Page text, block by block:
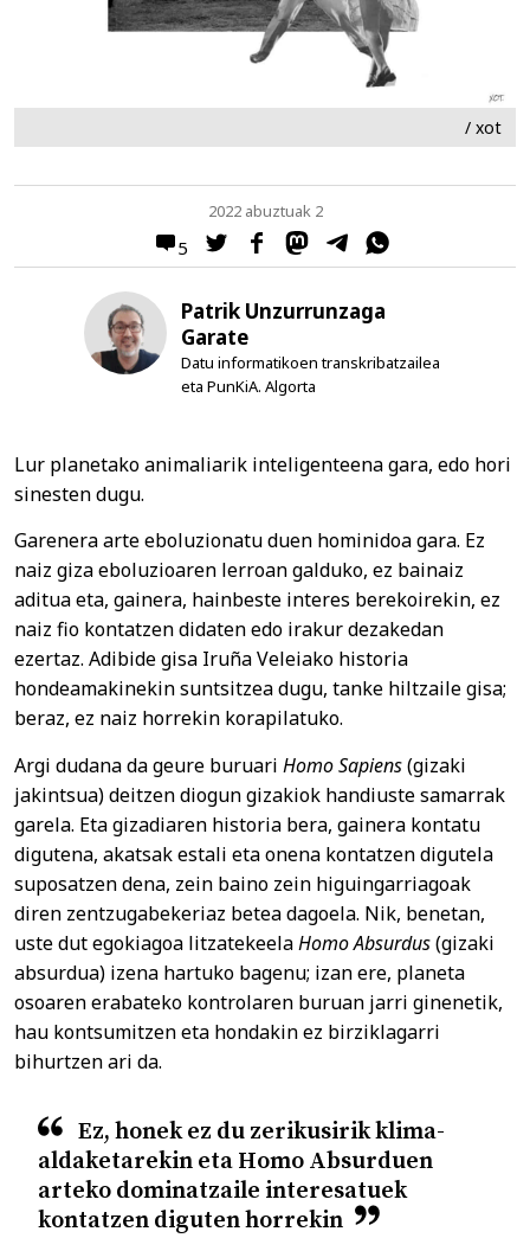
/ xot
5
2022 abuztuak 2
Patrik Unzurrunzaga
Garate
Datu informatikoen transkribatzailea
eta PunKiA. Algorta
Lur planetako animaliarik inteligenteena gara, edo hori
sinesten dugu.
Garenera arte eboluzionatu duen hominidoa gara. Ez
naiz giza eboluzioaren lerroan galduko, ez bainaiz
aditua eta, gainera, hainbeste interes berekoirekin, ez
naiz fio kontatzen didaten edo irakur dezakedan
ezertaz. Adibide gisa Iruña Veleiako historia
hondeamakinekin suntsitzea dugu, tanke hiltzaile gisa;
beraz, ez naiz horrekin korapilatuko.
Argi dudana da geure buruari Homo Sapiens(gizaki
jakintsua) deitzen diogun gizakiok handiuste samarrak
garela. Eta gizadiaren historia bera, gainera kontatu
digutena, akatsak estali eta onena kontatzen digutela
suposatzen dena, zein baino zein higuingarriagoak
diren zentzugabekeriaz betea dagoela. Nik, benetan,
uste dut egokiagoa litzatekeelaHomo Absurdus(gizaki
absurdua) izena hartuko bagenu; izan ere, planeta
osoaren erabateko kontrolaren buruan jarri ginenetik,
hau kontsumitzen eta hondakin ez birziklagarri
bihurtzen ari da.
Ez, honek ez du zerikusirik klima-
aldaketarekin eta Homo Absurduen
arteko dominatzaile interesatuek
kontatzen diguten horrekin